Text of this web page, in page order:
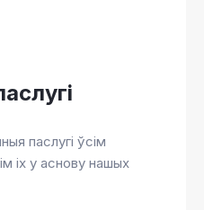
паслугі ўсім
іх у аснову нашых